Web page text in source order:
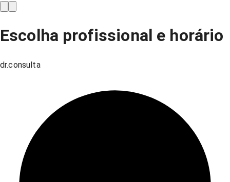
Escolha profissional e horário
dr.consulta